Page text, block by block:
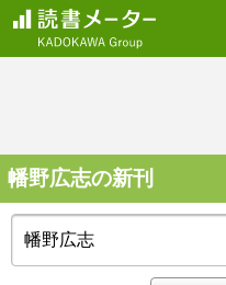
幡野広志の新刊